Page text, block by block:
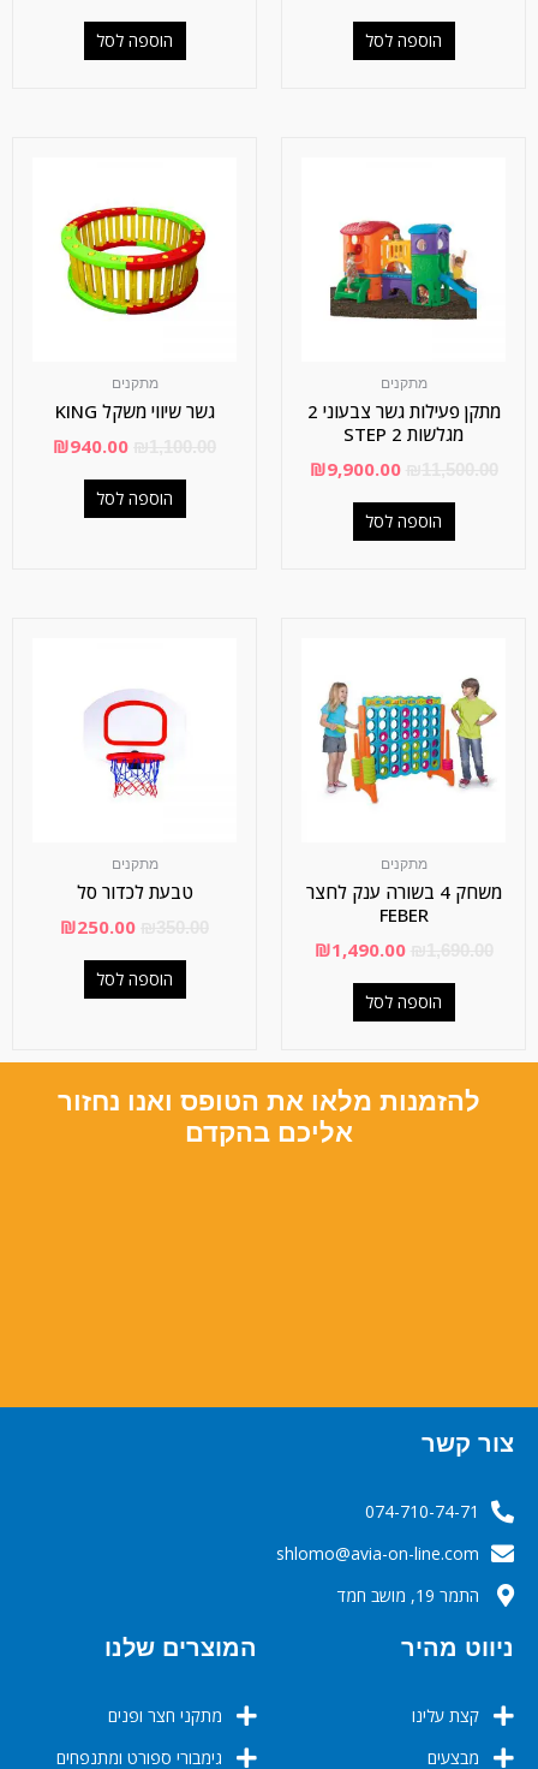
הוספה לסל
מתקנים
מתקן פעילות גשר צבעוני 2
מגלשות STEP 2
₪9,900.00
הוספה לסל
מתקנים
גשר שיווי משקל KING
₪940.00
הוספה לסל
מתקנים
טבעת לכדור סל
₪250.00
הוספה לסל
הוספה לסל
מתקנים
משחק 4 בשורה ענק לחצר
FEBER
₪1,490.00
הוספה לסל
להזמנות מלאו את הטופס ואנו נחזור
אליכם בהקדם
צור קשר
074-710-74-71
‬‬‬shlomo@avia-on-line.com‬
התמר 19, מושב חמד
ניווט מהיר
קצת עלינו
מבצעים
המוצרים שלנו
מתקני חצר ופנים
גימבורי ספורט ומתנפחים